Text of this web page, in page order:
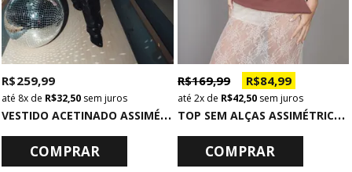
V
ESTIDO ACETINADO ASSIMÉTRICO DE ALCINHA COM RENDA PRETO
R$ 259,99
8x de R$ 32,50 sem juros
COMPRAR
T
OP SEM ALÇAS ASSIMÉTRICO COM ABERTURA MARROM
R$ 169,99 R$ 84,99
2xde R$ 42,50sem juros
COMPRAR